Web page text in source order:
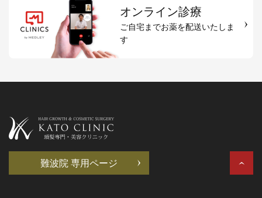
オンライン診療
ご自宅までお薬を配送いたしま
す
難波院 専用ページ